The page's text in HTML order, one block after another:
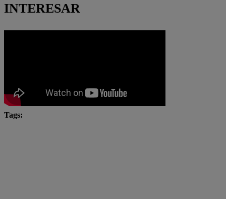
INTERESAR
Tags: